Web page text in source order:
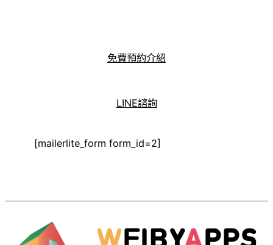
免費預約介紹
LINE諮詢
[mailerlite_form form_id=2]